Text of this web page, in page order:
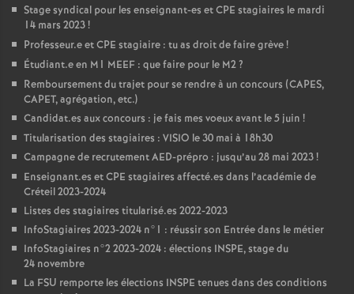
Stage syndical pour les enseignant-es etCPE stagiaires le mardi
14 mars 2023!
Professeur.e etCPE stagiaire : tu as droit de faire grève!
Étudiant.e en M1 MEEF : que faire pour le M2?
Remboursement du trajet pour se rendre à un concours (CAPES,
CAPET, agrégation, etc.)
Candidat.es aux concours : je fais mes voeux avant le 5 juin !
Titularisation des stagiaires : VISIO le 30 mai à 18h30
Campagne de recrutementAED-prépro : jusqu’au 28 mai 2023!
Enseignant.es etCPE stagiaires affecté.es dans l’académie de
Créteil 2023-2024
Listes des stagiaires titularisé.es 2022-2023
InfoStagiaires 2023-2024 n°1 : réussir son Entrée dans le métier
InfoStagiaires n°2 2023-2024 : élections INSPE, stage du
24 novembre
La FSU remporte les élections INSPE tenues dans des conditions